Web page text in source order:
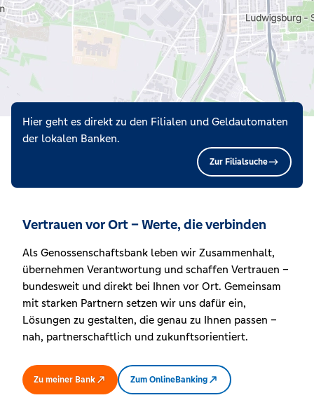
Hier geht es direkt zu den Filialen und Geldautomaten
der lokalen Banken.
Zur Filialsuche
Vertrauen vor Ort – Werte, die verbinden
Als Genossenschaftsbank leben wir Zusammenhalt,
übernehmen Verantwortung und schaffen Vertrauen –
bundesweit und direkt bei Ihnen vor Ort. Gemeinsam
mit starken Partnern setzen wir uns dafür ein,
Lösungen zu gestalten, die genau zu Ihnen passen –
nah, partnerschaftlich und zukunftsorientiert.
Zu meiner Bank Zum OnlineBanking